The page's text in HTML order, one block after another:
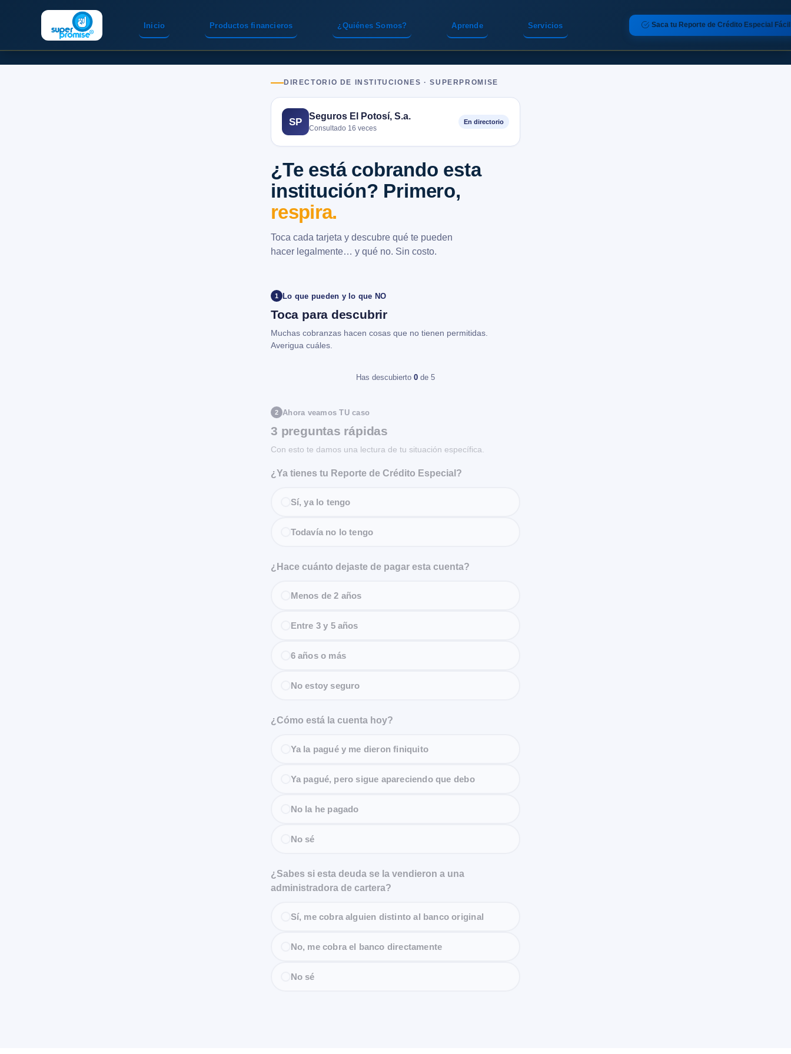
Inicio Servicios
Productos financieros ¿Quiénes Somos? Aprende Saca tu Reporte de Crédito Especial Fácil
DIRECTORIO DE INSTITUCIONES · SUPERPROMISE
SP
Seguros El Potosí, S.a.
Consultado 16 veces
En directorio
¿Te está cobrando esta
institución? Primero,
respira.
Toca cada tarjeta y descubre qué te pueden
hacer legalmente… y qué no. Sin costo.
1 Lo que pueden y lo que NO
Toca para descubrir
Muchas cobranzas hacen cosas que no tienen permitidas.
Averigua cuáles.
Has descubierto 0 de 5
2 Ahora veamos TU caso
3 preguntas rápidas
Con esto te damos una lectura de tu situación específica.
¿Ya tienes tu Reporte de Crédito Especial?
Sí, ya lo tengo
Todavía no lo tengo
¿Hace cuánto dejaste de pagar esta cuenta?
Menos de 2 años
Entre 3 y 5 años
6 años o más
No estoy seguro
¿Cómo está la cuenta hoy?
Ya la pagué y me dieron finiquito
Ya pagué, pero sigue apareciendo que debo
No la he pagado
No sé
¿Sabes si esta deuda se la vendieron a una
administradora de cartera?
Sí, me cobra alguien distinto al banco original
No, me cobra el banco directamente
No sé